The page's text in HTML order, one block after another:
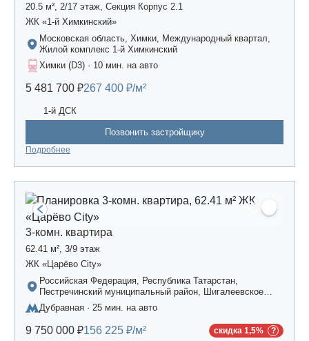
20.5 м², 2/17 этаж, Секция Корпус 2.1
ЖК «1-й Химкинский»
Московская область, Химки, Международный квартал,
Жилой комплекс 1-й Химкинский
Химки (D3) · 10 мин. на авто
5 481 700 ₽267 400 ₽/м²
1-й ДСК
Позвонить застройщику
Подробнее
3-комн. квартира
62.41 м², 3/9 этаж
ЖК «Царёво City»
Российская Федерация, Республика Татарстан,
Пестречинский муниципальный район, Шигалеевское
сельское поселение, жилой комплекс «Усадьба
Царево-2», дом 3
Дубравная · 25 мин. на авто
9 750 000 ₽156 225 ₽/м² скидка 1,5%